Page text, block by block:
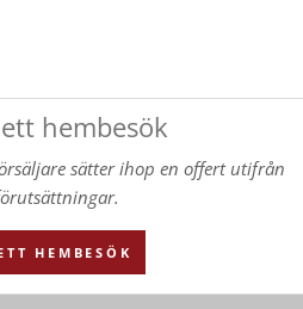
hembesök
sätter ihop en offert utifrån
HEMBESÖK